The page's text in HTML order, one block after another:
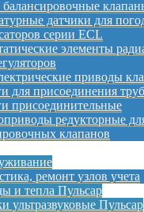
датчики для
серии ECL
элементы
приводы
для присоединения
присоединительные
редукторные
клапанов
ремонт узлов учета
и тепла Пульсар
ультразвуковые Пульсар